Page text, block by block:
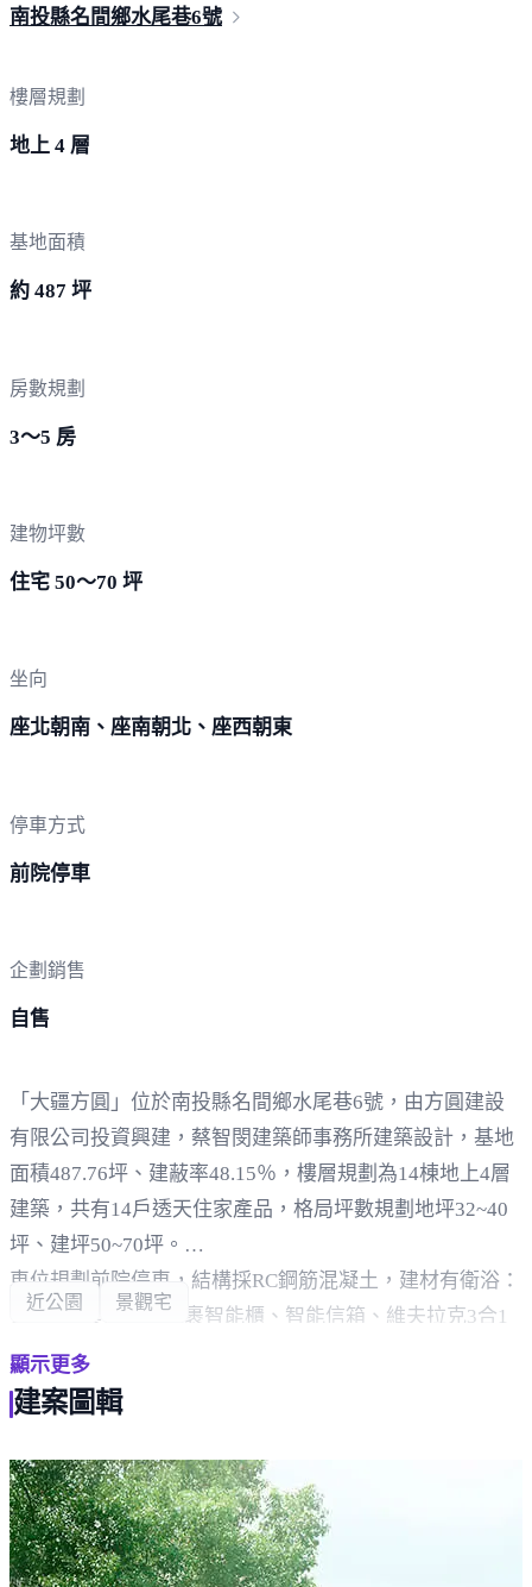
南投縣名間鄉水尾巷6號
樓層規劃
地上 4 層
基地面積
約 487 坪
房數規劃
3～5 房
建物坪數
住宅 50～70 坪
坐向
座北朝南、座南朝北、座西朝東
停車方式
前院停車
企劃銷售
自售
「大疆方圓」位於南投縣名間鄉水尾巷6號，由方圓建設
有限公司投資興建，蔡智閔建築師事務所建築設計，基地
面積487.76坪、建蔽率48.15％，樓層規劃為14棟地上4層
建築，共有14戶透天住家產品，格局坪數規劃地坪32~40
坪、建坪50~70坪。
車位規劃前院停車，結構採RC鋼筋混凝土，建材有衛浴：
TOTO，其他：AI包裹智能櫃、智能信箱、維夫拉克3合1
門鎖、全棟80x80cm拋光石英磚。
周邊環境，車程約3分鐘即可抵達學區名間國小，距名間
國中約2分鐘車程，車程約5分鐘可至南投縣名間鄉立圖書
館。
生活採買方面，車程約3分鐘可達全家便利商店 名間金交
流店，距全聯福利中心 南投名間店約5分鐘車程，車程約6
分鐘可達名間鄉公有零售市場。
近公園 景觀宅
顯示更多
建案圖輯